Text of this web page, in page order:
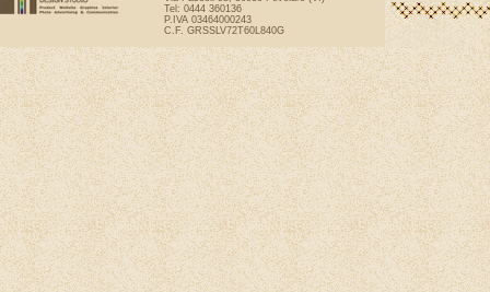
Tel: 0444 360136
P.IVA 03464000243
C.F. GRSSLV72T60L840G